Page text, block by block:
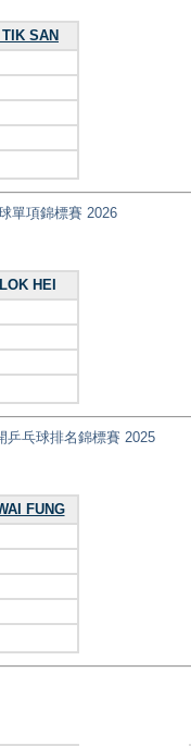
SAN
單項錦標賽 2026
HEI
乒乓球排名錦標賽 2025
FUNG